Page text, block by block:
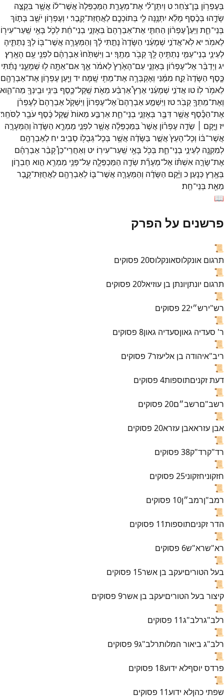
בְּעֶפְר֥וֹן בֶּן־צֹֽחַר׃ט וְיִתֶּן־לִ֗י אֶת־מְעָרַ֤ת הַמַּכְפֵּלָה֙אֲשֶׁר־ל֔וֹ אֲשֶׁ֖ר בִּקְצֵ֣ה
שָׂדֵ֑הוּ בְּכֶ֨סֶף מָלֵ֜א יִתְּנֶ֥נָּה לִ֛י בְּתוֹכְכֶ֖ם לַאֲחֻזַּת־קָֽבֶר׃ י וְעֶפְר֥וֹן יֹשֵׁ֖ב בְּת֣וֹךְ
בְּנֵי־חֵ֑ת וַיַּעַן֩עֶפְר֨וֹן הַחִתִּ֤י אֶת־אַבְרָהָם֙ בְּאָזְנֵ֣י בְנֵי־חֵ֔תלְכֹ֛ל בָּאֵ֥י שַֽׁעַר־עִיר֖וֹ
לֵאמֹֽר׃ יאלֹֽא־אֲדֹנִ֣י שְׁמָעֵ֔נִי הַשָּׂדֶה֙ נָתַ֣תִּי לָ֔ךְ וְהַמְּעָרָ֥ה אֲשֶׁר־בּ֖וֹ לְךָ֣ נְתַתִּ֑יהָ
לְעֵינֵ֧י בְנֵי־עַמִּ֛י נְתַתִּ֥יהָ לָּ֖ךְקְבֹ֥ר מֵתֶֽךָ׃ יב וַיִּשְׁתַּ֙חוּ֙אַבְרָהָ֔ם לִפְנֵ֖י עַ֥ם הָאָֽרֶץ׃
יג וַיְדַבֵּ֨ראֶל־עֶפְר֜וֹן בְּאָזְנֵ֤י עַם־הָאָ֙רֶץ֙לֵאמֹ֔ראַ֛ךְאִם־אַתָּ֥ה ל֖וּ שְׁמָעֵ֑נִי נָתַ֜תִּי
כֶּ֤סֶף הַשָּׂדֶה֙קַ֣ח מִמֶּ֔נִּי וְאֶקְבְּרָ֥ה אֶת־מֵתִ֖י שָֽׁמָּה׃ יד וַיַּ֧עַן עֶפְר֛וֹן אֶת־אַבְרָהָ֖ם
לֵאמֹ֥רלֽוֹ׃ טו אֲדֹנִ֣י שְׁמָעֵ֔נִי אֶרֶץ֩אַרְבַּ֨ע מֵאֹ֧ת שֶֽׁקֶל־כֶּ֛סֶף בֵּינִ֥י וּבֵֽינְךָ֖ מַה־הִ֑וא
וְאֶת־מֵתְךָ֖קְבֹֽר׃טז וַיִּשְׁמַ֣עאַבְרָהָם֮אֶל־עֶפְרוֹן֒ וַיִּשְׁקֹ֤לאַבְרָהָם֙לְעֶפְרֹ֔ן
אֶת־הַכֶּ֕סֶף אֲשֶׁ֥רדִּבֶּ֖ר בְּאָזְנֵ֣י בְנֵי־חֵ֑תאַרְבַּ֤ע מֵאוֹת֙ שֶׁ֣קֶלכֶּ֔סֶף עֹבֵ֖רלַסֹּחֵֽר׃
יז וַיָּ֣קָם ׀ שְׂדֵ֣ה עֶפְר֗וֹן אֲשֶׁר֙ בַּמַּכְפֵּלָ֔ה אֲשֶׁ֖רלִפְנֵ֣י מַמְרֵ֑א הַשָּׂדֶה֙ וְהַמְּעָרָ֣ה
אֲשֶׁר־בּ֔וֹ וְכָל־הָעֵץ֙אֲשֶׁ֣ר בַּשָּׂדֶ֔ה אֲשֶׁ֥ר בְּכָל־גְּבֻל֖וֹ סָבִֽיב׃ יח לְאַבְרָהָ֥ם
לְמִקְנָ֖ה לְעֵינֵ֣י בְנֵי־חֵ֑ת בְּכֹ֖ל בָּאֵ֥י שַֽׁעַר־עִירֽוֹ׃ יט וְאַחֲרֵי־כֵן֩קָבַ֨ראַבְרָהָ֜ם
אֶת־שָׂרָ֣ה אִשְׁתּ֗וֹ אֶל־מְעָרַ֞ת שְׂדֵ֧ה הַמַּכְפֵּלָ֛ה עַל־פְּנֵ֥י מַמְרֵ֖א הִ֣וא חֶבְר֑וֹן
בְּאֶ֖רֶץכְּנָֽעַן׃ כ וַיָּ֨קָם הַשָּׂדֶ֜ה וְהַמְּעָרָ֧ה אֲשֶׁר־בּ֛וֹ לְאַבְרָהָ֖ם לַאֲחֻזַּת־קָ֑בֶר
מֵאֵ֖ת בְּנֵי־חֵֽת׃
📖
פרשנים על הפרק
📜
תרגום אונקלוסאונקלוס20 פסוקים
📜
תרגום יונתןיונתן בן עוזיאל20 פסוקים
📜
רש"ירש״י22 פסוקים
📜
ר' סעדיה גאוןסעדיה גאון8 פסוקים
📜
ריב"איהודה בן אליעזר7 פסוקים
📜
דעת זקניםתוספות4 פסוקים
📜
רשב"םרשב״ם20 פסוקים
📜
אבן עזראאבן עזרא20 פסוקים
📜
רד"קרד"ק38 פסוקים
📜
חזקוניחזקוני25 פסוקים
📜
רמב"ןרמב״ן10 פסוקים
📜
הדר זקניםתוספות11 פסוקים
📜
רא"שרא"ש6 פסוקים
📜
בעל הטוריםיעקב בן אשר15 פסוקים
📜
קיצור בעל הטוריםיעקב בן אשר9 פסוקים
📜
רלב"גרלב"ג11 פסוקים
📜
רלב"ג ביאור המלותרלב"ג9 פסוקים
📜
פרדס יוסףלא ידוע18 פסוקים
📜
שפתי כהןלא ידוע11 פסוקים